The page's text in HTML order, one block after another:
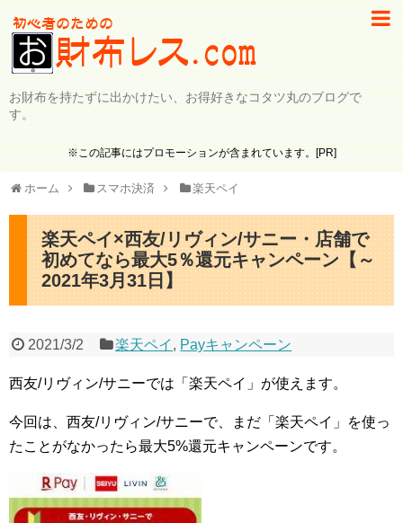
お財布を持たずに出かけたい、お得好きなコタツ丸のブログで
す。
※この記事にはプロモーションが含まれています。[PR]
ホーム スマホ決済 楽天ペイ
楽天ペイ×西友/リヴィン/サニー・店舗で
初めてなら最大5％還元キャンペーン【～
2021年3月31日】
2021/3/2 楽天ペイ , Payキャンペーン
西友/リヴィン/サニーでは「楽天ペイ」が使えます。
今回は、西友/リヴィン/サニーで、まだ「楽天ペイ」を使っ
たことがなかったら最大5%還元キャンペーンです。